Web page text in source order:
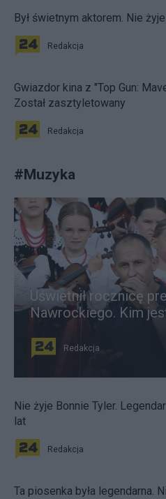
Był świetnym aktorem. Nie
Redakcja
Gwiazdor kina z "Top Gun:
Został zasztyletowany
Redakcja
#Muzyka
Uświetnił rocznicę
Nawrockiego. Kim
Redakcja
Nie żyje Bonnie Tyler.
lat
Redakcja
Ta piosenka była legendarna.